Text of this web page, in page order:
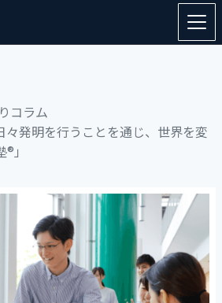
コラム
々発明を行うことを通じ、世界を変
」